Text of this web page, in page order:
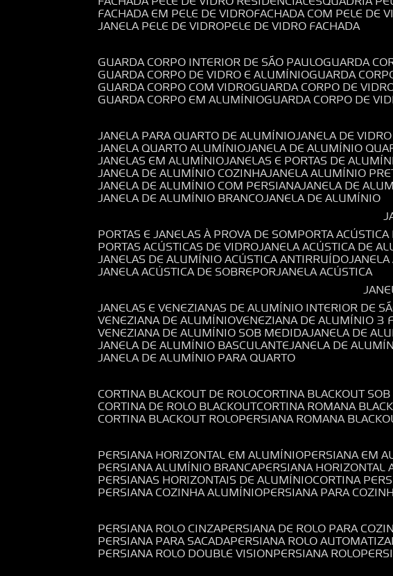
FACHADA EM PELE DE VIDRO FACHADA COM PELE DE
JANELA PELE DE VIDRO PELE DE VIDRO FACHADA
GUARDA CORPO INTERIOR DE SÃO PAULO GUARDA
GUARDA CORPO DE VIDRO E ALUMÍNIO GUARDA
GUARDA CORPO COM VIDRO GUARDA CORPO DE
GUARDA CORPO EM ALUMÍNIO GUARDA CORPO DE
JANELA PARA QUARTO DE ALUMÍNIO JANELA DE
JANELA QUARTO ALUMÍNIO JANELA DE ALUMÍNIO
JANELAS EM ALUMÍNIO JANELAS E PORTAS DE
JANELA DE ALUMÍNIO COZINHA JANELA ALUMÍNIO
JANELA DE ALUMÍNIO COM PERSIANA JANELA DE
JANELA DE ALUMÍNIO BRANCO JANELA DE ALUMÍNIO
PORTAS E JANELAS À PROVA DE SOM PORTA
PORTAS ACÚSTICAS DE VIDRO JANELA ACÚSTICA DE
JANELAS DE ALUMÍNIO ACÚSTICA ANTIRRUÍDO
JANELA ACÚSTICA DE SOBREPOR JANELA ACÚSTICA
JANELAS E VENEZIANAS DE ALUMÍNIO INTERIOR DE
VENEZIANA DE ALUMÍNIO VENEZIANA DE ALUMÍNIO 3
VENEZIANA DE ALUMÍNIO SOB MEDIDA JANELA DE
JANELA DE ALUMÍNIO BASCULANTE JANELA DE
JANELA DE ALUMÍNIO PARA QUARTO
CORTINA BLACKOUT DE ROLO CORTINA BLACKOUT
CORTINA DE ROLO BLACKOUT CORTINA ROMANA
CORTINA BLACKOUT ROLO PERSIANA ROMANA
PERSIANA HORIZONTAL EM ALUMÍNIO PERSIANA EM
PERSIANA ALUMÍNIO BRANCA PERSIANA
PERSIANAS HORIZONTAIS DE ALUMÍNIO CORTINA
PERSIANA COZINHA ALUMÍNIO PERSIANA PARA
PERSIANA ROLO CINZA PERSIANA DE ROLO PARA
PERSIANA PARA SACADA PERSIANA ROLO
PERSIANA ROLO DOUBLE VISION PERSIANA ROLO